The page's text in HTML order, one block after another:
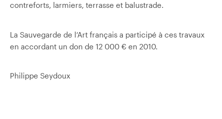
contreforts, larmiers, terrasse et balustrade.
La Sauvegarde de l’Art français a participé à ces travaux
en accordant un don de 12 000 € en 2010.
Philippe Seydoux